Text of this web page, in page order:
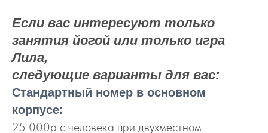
Если вас интересуют только
занятия йогой или только игра
Лила,
следующие варианты для вас:
Стандартный номер в основном
корпусе:
25 000р с человека при двухместном